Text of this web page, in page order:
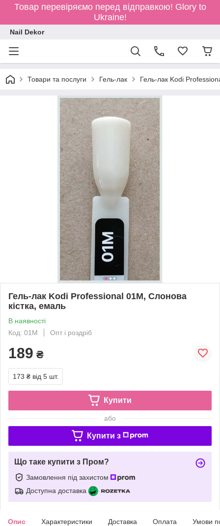
Товар перевіряємо перед відправкою! Glory to
Ukraine!
Nail Dekor
Товари та послуги Гель-лак Гель-лак Kodi
Гель-лак Kodi Professional 01M, Слонова
кістка, емаль
В наявності
Код: 01M
Опт і роздріб
189 ₴
173 ₴ від 5 шт.
Купити
або
Купити з
Що таке купити з Пром?
Замовлення під захистом
Доступна доставка
Опис Характеристики Доставка Оплата Умови